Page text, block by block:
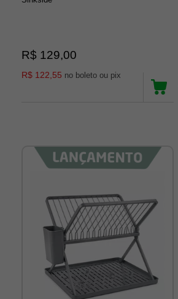
R$ 129,00
R$ 122,55 no boleto ou pix